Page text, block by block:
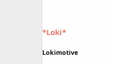
*Loki*
Lokimotive